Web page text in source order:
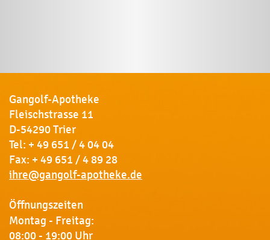
Gangolf-Apotheke
Fleischstrasse 11
D-54290 Trier
Tel: + 49 651 / 4 04 04
Fax: + 49 651 / 4 89 28
ihre@gangolf-apotheke.de
Öffnungszeiten
Montag - Freitag:
08:00 - 19:00 Uhr